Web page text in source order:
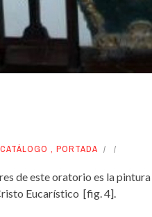
, PORTADA
de este oratorio es la
Eucarístico [fig. 4].